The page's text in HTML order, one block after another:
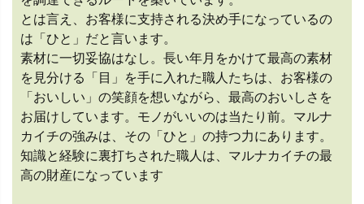
とは言え、お客様に支持される決め手になっているの
は「ひと」だと言います。
素材に一切妥協はなし。長い年月をかけて最高の素材
を見分ける「目」を手に入れた職人たちは、お客様の
「おいしい」の笑顔を想いながら、最高のおいしさを
お届けしています。モノがいいのは当たり前。マルナ
カイチの強みは、その「ひと」の持つ力にあります。
知識と経験に裏打ちされた職人は、マルナカイチの最
高の財産になっています